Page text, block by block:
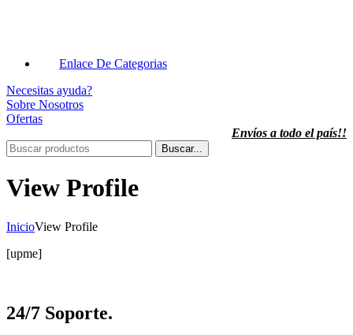
Enlace De Categorias
Necesitas ayuda?
Sobre Nosotros
Ofertas
Envíos a todo el país!!
Buscar...
View Profile
InicioView Profile
[upme]
24/7 Soporte.